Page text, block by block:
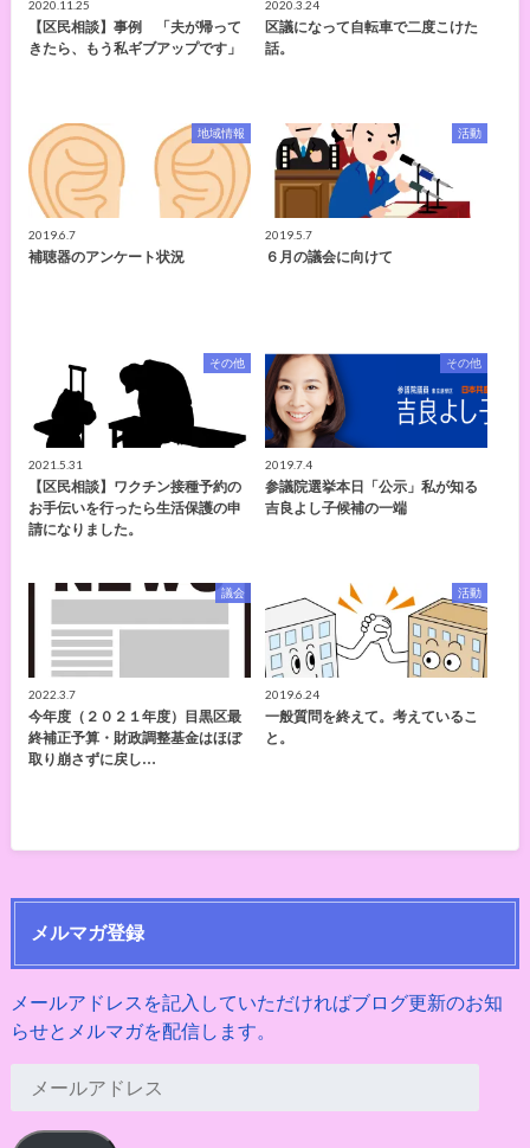
2020.11.25
【区民相談】事例 「夫が帰って
きたら、もう私ギブアップです」
2020.3.24
区議になって自転車で二度こけた
話。
地域情報
2019.6.7
補聴器のアンケート状況
活動
2019.5.7
６月の議会に向けて
その他
2021.5.31
【区民相談】ワクチン接種予約の
お手伝いを行ったら生活保護の申
請になりました。
その他
2019.7.4
参議院選挙本日「公示」私が知る
吉良よし子候補の一端
議会
2022.3.7
今年度（２０２１年度）目黒区最
終補正予算・財政調整基金はほぼ
取り崩さずに戻し…
活動
2019.6.24
一般質問を終えて。考えているこ
と。
メルマガ登録
メールアドレスを記入していただければブログ更新のお知
らせとメルマガを配信します。
ー
ル